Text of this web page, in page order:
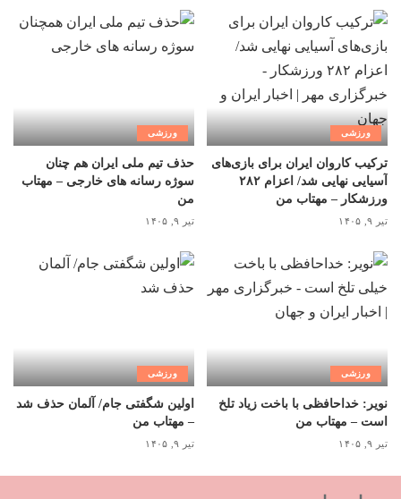
ورزشی
ترکیب کاروان ایران برای بازی‌های
آسیایی نهایی شد/ اعزام ۲۸۲
ورزشکار – مهتاب من
تیر ۹, ۱۴۰۵
ورزشی
حذف تیم ملی ایران هم چنان
سوژه رسانه های خارجی – مهتاب
من
تیر ۹, ۱۴۰۵
ورزشی
نویر: خداحافظی با باخت زیاد تلخ
است – مهتاب من
تیر ۹, ۱۴۰۵
ورزشی
اولین شگفتی جام/ آلمان حذف شد
– مهتاب من
تیر ۹, ۱۴۰۵